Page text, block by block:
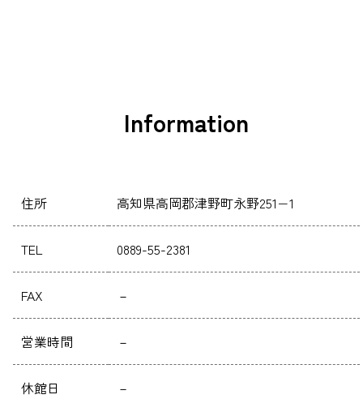
Information
住所 高知県高岡郡津野町永野251−1
TEL 0889-55-2381
FAX －
営業時間 －
休館日 －